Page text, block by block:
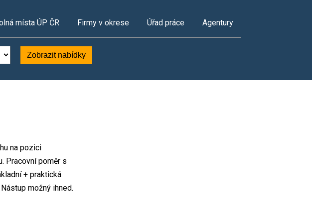
místa ÚP ČR Firmy v okrese Úřad práce Agentury
Zobrazit nabídky
na pozici
Pracovní poměr s
+ praktická
možný ihned.